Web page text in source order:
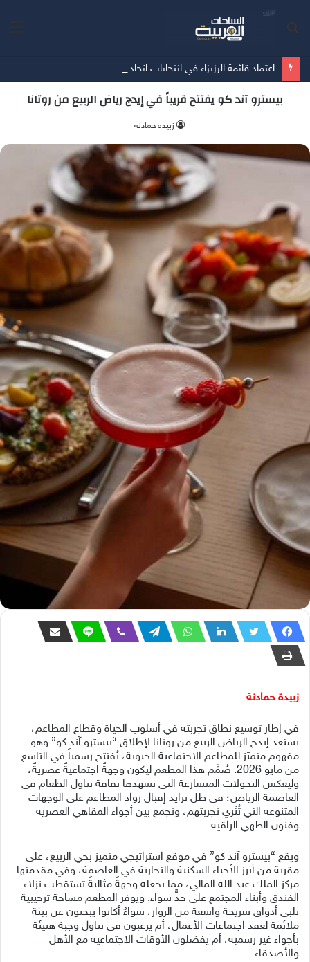
اعتماد قائمة الرزيزاء في انتخابات اتحاد كرة القدم
بيسترو آند كو يفتتح قريباً في إيدج رياض الربيع من روتانا
زبيده حمادنه
زبيدة حمادنة
في إطار توسيع نطاق تجربته في أسلوب الحياة وقطاع المطاعم،
يستعد إيدج الرياض الربيع من روتانا لإطلاق “بيسترو آند كو” وهو
مفهوم متميّز للمطاعم الاجتماعية الحيوية، يُفتتح رسمياً في التاسع
من مايو 2026. صُمِّم هذا المطعم ليكون وجهةً اجتماعيةً عصريةً،
وليعكس التحولات المتسارعة التي تشهدها ثقافة تناول الطعام في
العاصمة الرياض؛ في ظل تزايد إقبال رواد المطاعم على الوجهات
المتنوعة التي تُثري تجربتهم، وتجمع بين أجواء المقاهي العصرية
وفنون الطهي الراقية.
ويقع “بيسترو آند كو” في موقع استراتيجي متميز بحي الربيع، على
مقربة من أبرز الأحياء السكنية والتجارية في العاصمة، وفي مقدمتها
مركز الملك عبد الله المالي، مما يجعله وجهةً مثاليةً تستقطب نزلاء
الفندق وأبناء المجتمع على حدٍّ سواء. ويوفر المطعم مساحة ترحيبية
تلبي أذواق شريحة واسعة من الزوار، سواءٌ أكانوا يبحثون عن بيئة
ملائمة لعقد اجتماعات الأعمال، أم يرغبون في تناول وجبة هنيئة
بأجواء غير رسمية، أم يفضلون الأوقات الاجتماعية مع الأهل
والأصدقاء.